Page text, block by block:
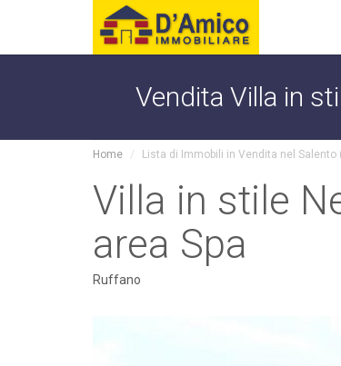
Vendita Villa in
Home Lista di Immobili in Vendita nel Salento
Villa in stile
area Spa
Ruffano